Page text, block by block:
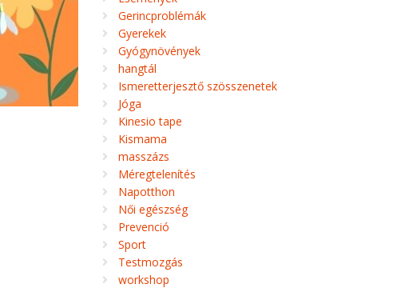
Gerincproblémák
Gyerekek
Gyógynövények
hangtál
Ismeretterjesztő szösszenetek
Jóga
Kinesio tape
Kismama
masszázs
Méregtelenítés
Napotthon
Női egészség
Prevenció
Sport
Testmozgás
workshop